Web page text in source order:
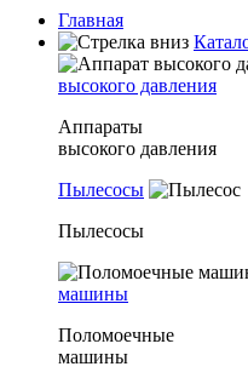
Главная
высокого давления
Аппараты
высокого давления
Пылесосы
Пылесосы
машины
Поломоечные
машины